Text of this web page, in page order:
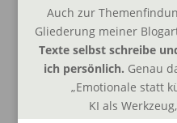
Auch zur
Gliederung meiner
Texte selbst schreibe
ich persönlich. Genau
„Emotionale statt
KI als